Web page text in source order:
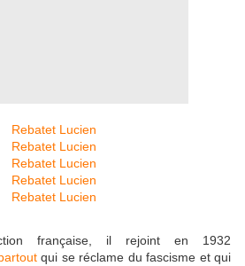
française, il rejoint en 1932
qui se réclame du fascisme et qui